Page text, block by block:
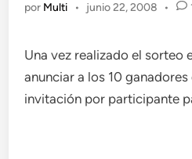
por Multi • junio 22, 2008 •
Una vez realizado el sorteo
anunciar a los 10
invitación por participante